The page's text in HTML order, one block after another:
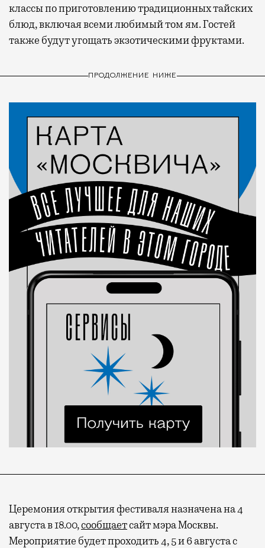
классы по приготовлению традиционных тайских
блюд, включая всеми любимый том ям. Гостей
также будут угощать экзотическими фруктами.
ПРОДОЛЖЕНИЕ НИЖЕ
Церемония открытия фестиваля назначена на 4
августа в 18.00,сообщаетсайт мэра Москвы.
Мероприятие будет проходить 4, 5 и 6 августа с